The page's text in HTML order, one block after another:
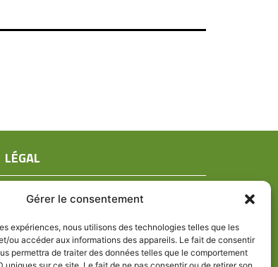
Gérer le consentement
expériences, nous utilisons des technologies telles que les
ou accéder aux informations des appareils. Le fait de consentir
permettra de traiter des données telles que le comportement
LÉGAL
Mentions légales
Politique de confidentialité
Politique de cookies (UE)